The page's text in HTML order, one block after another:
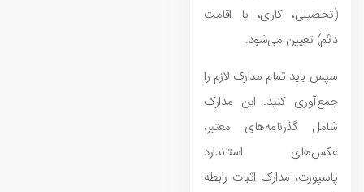
(تحصیلی، کاری، یا اقامت
دائم) تعیین می‌شود.
سپس باید تمام مدارک لازم را
جمع‌آوری کنید. این مدارک
شامل گذرنامه‌های معتبر،
عکس‌های استاندارد
پاسپورت، مدارک اثبات رابطه